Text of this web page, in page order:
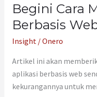
Begini Cara
Berbasis
Insight /Onero
Artikel ini akan
aplikasi berbasis web
kekurangannya untuk